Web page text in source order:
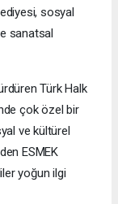
sosyal
sanatsal
Türk Halk
çok özel bir
ve kültürel
ESMEK
yoğun ilgi